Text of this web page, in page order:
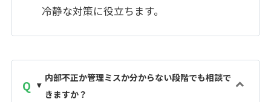
冷静な対策に役立ちます。
内部不正か管理ミスか分からない段階でも相談で
きますか？